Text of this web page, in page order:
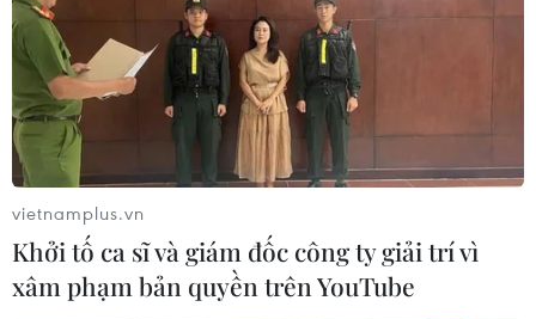
28/03/2026 01:20
Nam Phi lần đầu thực hiện thủ thuật
đổi màu mắt vĩnh viễn
Cho kẹo dẻo vào tủ đông: Trào lưu
vietnamplus.vn
Khởi tố ca sĩ và giám đốc công ty giải trí vì
xâm phạm bản quyền trên YouTube